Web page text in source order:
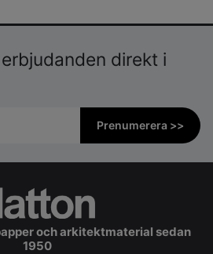
direkt i
Prenumerera >>
och arkitektmaterial sedan
1950